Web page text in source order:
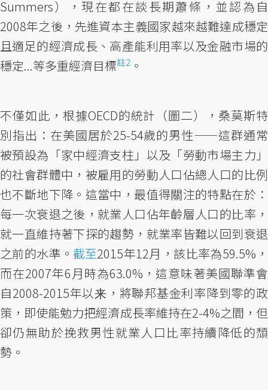
Summers），現在都在談長期蕭條，並認為自
2008年之後，先進資本主義國家越來越難達成穩定
且適足的經濟成長、高產能利用率以及金融市場的
穩定...等多重經濟目標註2 。
不僅如此，根據OECD的統計（圖二），桑莫斯特
別指出：在美國居於25-54歲的男性——這群通常
被預設為「家中經濟支柱」以及「勞動市場主力」
的社會群體中，被雇用的勞動人口佔總人口的比例
也不斷地下降。這當中，最值得關注的特點在於：
每一次衰退之後，就業人口佔年齡層人口的比率，
就一直維持著下探的趨勢，就業率皆難以回到衰退
之前的水準。 截至2015年12月，該比率為59.5%，
而在2007年6月時為63.0%，這意味著美國聯準會
自2008-2015年以来，將聯邦基金利率降到零的政
策，即使能勉力把經濟成長率維持在2-4%之間，但
卻仍無助於挽救男性就業人口比率持續降低的頹
勢。